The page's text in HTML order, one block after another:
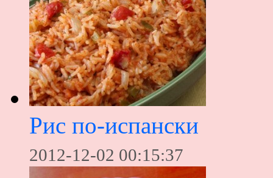
Рис по-испански
2012-12-02 00:15:37